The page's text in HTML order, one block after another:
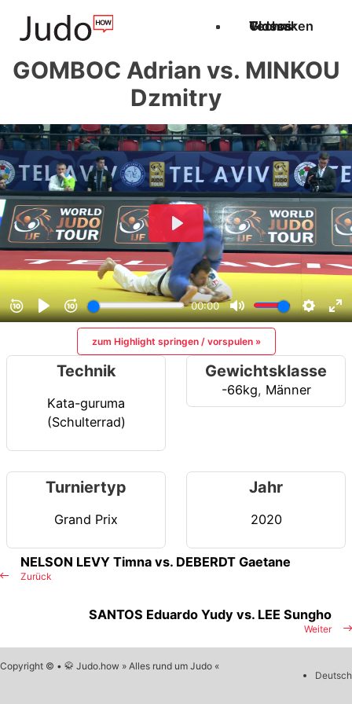
Techniken
Videos
Glossar
GOMBOC Adrian vs. MINKOU
Dzmitry
zum Highlight springen / vorspulen »
Technik
Kata-guruma
(Schulterrad)
Gewichtsklasse
-66kg, Männer
Turniertyp
Grand Prix
Jahr
2020
Zurück
NELSON LEVY Timna vs. DEBERDT Gaetane
Weiter
SANTOS Eduardo Yudy vs. LEE Sungho
Copyright © • 🥋 Judo.how » Alles rund um Judo «
Deutsch